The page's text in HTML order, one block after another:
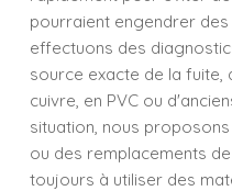
pourraient engendrer
effectuons des
source exacte de la fuite,
cuivre, en PVC ou
situation, nous
ou des remplacements
toujours à utiliser des